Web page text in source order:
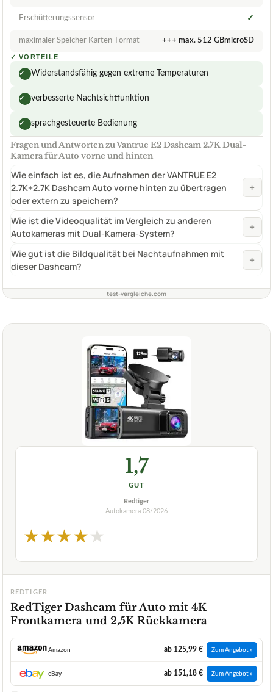
Erschütterungssensor ✓
maximaler Speicher Karten-Format +++ max. 512 GBmicroSD
✓ VORTEILE
✓ Widerstandsfähig gegen extreme Temperaturen
✓ verbesserte Nachtsichtfunktion
✓ sprachgesteuerte Bedienung
Fragen und Antworten zu Vantrue E2 Dashcam 2.7K Dual-
Kamera für Auto vorne und hinten
Wie einfach ist es, die Aufnahmen der VANTRUE E2
2.7K+2.7K Dashcam Auto vorne hinten zu übertragen
oder extern zu speichern?
+
Wie ist die Videoqualität im Vergleich zu anderen
Autokameras mit Dual-Kamera-System?
+
Wie gut ist die Bildqualität bei Nachtaufnahmen mit
dieser Dashcam?
+
test-vergleiche.com
1,7
GUT
Redtiger
Autokamera 08/2026
★★★★★
REDTIGER
RedTiger Dashcam für Auto mit 4K
Frontkamera und 2,5K Rückkamera
Amazon ab 125,99 € Zum Angebot »
eBay ab 151,18 € Zum Angebot »